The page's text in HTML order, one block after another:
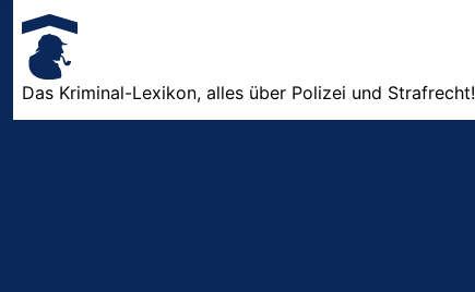
Das Kriminal-Lexikon, alles über Polizei und Strafrecht!